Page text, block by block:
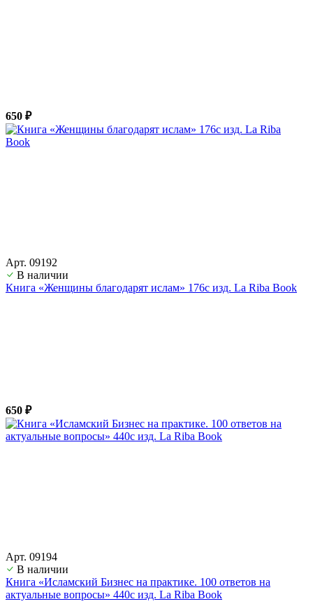
650 ₽
Арт. 09192
В наличии
Книга «Женщины благодарят ислам» 176с изд. La Riba Book
650 ₽
Арт. 09194
В наличии
Книга «Исламский Бизнес на практике. 100 ответов на
актуальные вопросы» 440с изд. La Riba Book